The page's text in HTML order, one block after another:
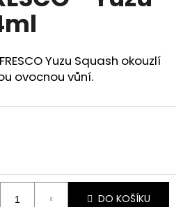
Yuzu Squash okouzlí
ovocnou vůní.
DO KOŠÍKU